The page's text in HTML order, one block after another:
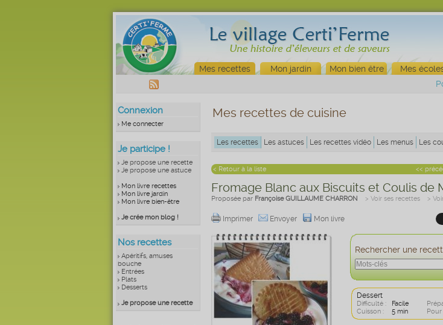
Mes recettes Mon jardin Mon bien être Mes
Connexion
Me connecter
Je participe !
Je propose une recette
Je propose une astuce
Mon livre recettes
Mon livre jardin
Mon livre bien-être
Je crée mon blog !
Nos recettes
Apéritifs, amuses
bouche
Entrées
Plats
Desserts
Je propose une recette
Mes recettes de cuisine
Les recettes Les astuces Les recettes vidéo Les menus Les
<<
< Retour à la liste
Fromage Blanc aux Biscuits et Coulis de
Proposée par Françoise GUILLAUME CHARRON > Voir ses recettes >
Imprimer Envoyer Mon livre
Rechercher une
Dessert
Difficulté : Facile
Cuisson :
5 min Pour